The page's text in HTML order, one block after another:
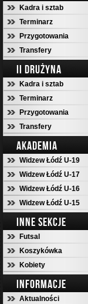
Kadra i sztab
Terminarz
Przygotowania
Transfery
II DRUŻYNA
Kadra i sztab
Terminarz
Przygotowania
Transfery
AKADEMIA
Widzew Łódź U-19
Widzew Łódź U-17
Widzew Łódź U-16
Widzew Łódź U-15
INNE SEKCJE
Futsal
Koszykówka
Kobiety
INFORMACJE
Aktualności